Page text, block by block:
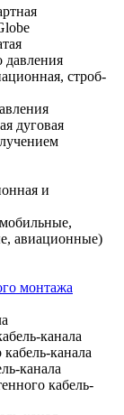
давления
строб-
дуговая
и
авиационные)
монтажа
канала
канала
канала
кабель-